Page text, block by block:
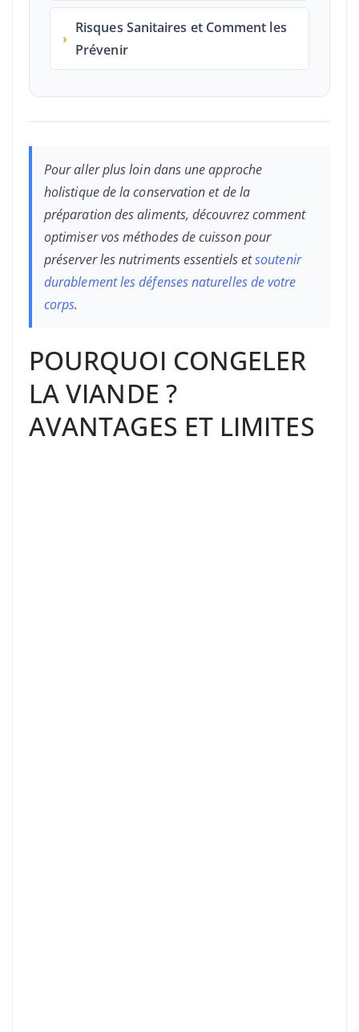
›
Risques Sanitaires et Comment les
Prévenir
Pour aller plus loin dans une approche
holistique de la conservation et de la
préparation des aliments, découvrez comment
optimiser vos méthodes de cuisson pour
préserver les nutriments essentiels etsoutenir
durablement les défenses naturelles de votre
corps.
POURQUOI CONGELER
LA VIANDE ?
AVANTAGES ET LIMITES